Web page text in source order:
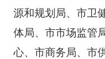
源和规划局、市卫
体局、市市场监管
心、市商务局、市